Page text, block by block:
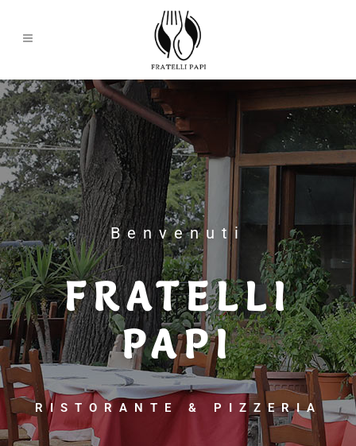
Benvenuti
FRATELLI
PAPI
RISTORANTE & PIZZERIA